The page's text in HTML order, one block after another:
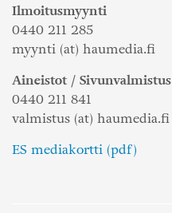
Ilmoitusmyynti
0440 211 285
myynti (at) haumedia.fi
Aineistot / Sivunvalmistus
0440 211 841
valmistus (at) haumedia.fi
ES mediakortti (pdf)